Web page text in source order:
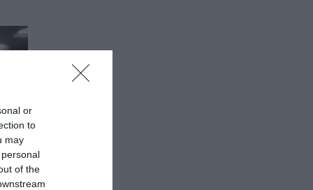
or
to
may
of the